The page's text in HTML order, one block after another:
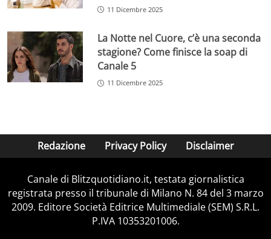
11 Dicembre 2025
La Notte nel Cuore, c’è una seconda
stagione? Come finisce la soap di
Canale 5
11 Dicembre 2025
Redazione Privacy Policy Disclaimer
Canale di Blitzquotidiano.it, testata giornalistica
registrata presso il tribunale di Milano N. 84 del 3 marzo
2009. Editore Società Editrice Multimediale (SEM) S.R.L.
P.IVA 10353201006.